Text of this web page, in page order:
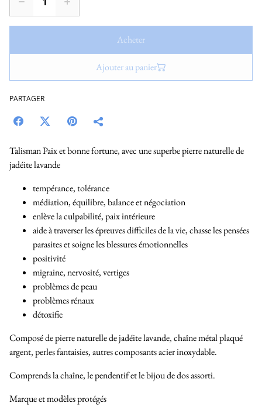
Acheter
Ajouter au panier
PARTAGER
Talisman Paix et bonne fortune, avec une superbe pierre naturelle de
jadéite lavande
tempérance, tolérance
médiation, équilibre, balance et négociation
enlève la culpabilité, paix intérieure
aide à traverser les épreuves difficiles de la vie, chasse les pensées
parasites et soigne les blessures émotionnelles
positivité
migraine, nervosité, vertiges
problèmes de peau
problèmes rénaux
détoxifie
Composé de pierre naturelle de jadéite lavande, chaîne métal plaqué
argent, perles fantaisies, autres composants acier inoxydable.
Comprends la chaîne, le pendentif et le bijou de dos assorti.
Marque et modèles protégés